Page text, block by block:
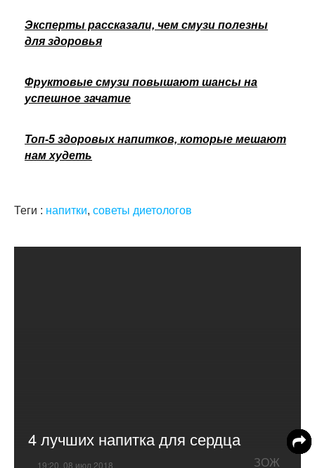
Эксперты рассказали, чем смузи полезны
для здоровья
Фруктовые смузи повышают шансы на
успешное зачатие
Топ-5 здоровых напитков, которые мешают
нам худеть
Теги : напитки, советы диетологов
4 лучших напитка для сердца
19:20, 08 июл 2018 ЗОЖ